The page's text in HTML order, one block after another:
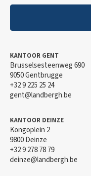
KANTOOR GENT
Brusselsesteenweg 690
9050 Gentbrugge
+32 9 225 25 24
gent@landbergh.be
KANTOOR DEINZE
Kongoplein 2
9800 Deinze
+32 9 278 78 79
deinze@landbergh.be